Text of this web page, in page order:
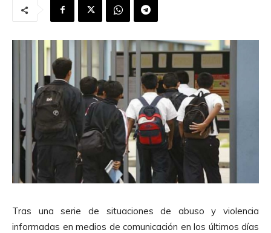
Tras una serie de situaciones de abuso y violencia
informadas en medios de comunicación en los últimos días